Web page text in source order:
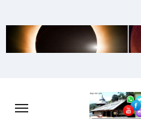
to